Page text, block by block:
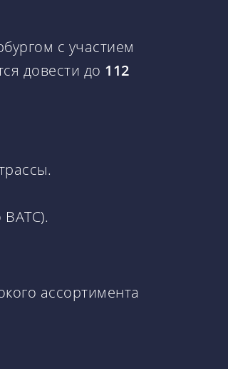
с участием
довести до 112
ВАТС).
ассортимента